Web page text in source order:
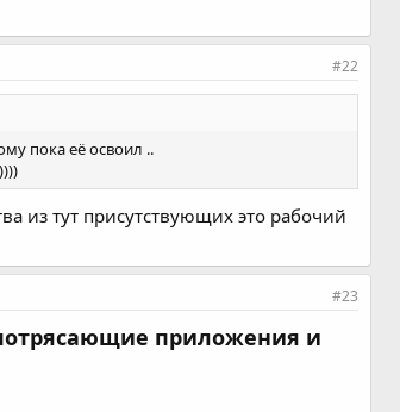
#22
пока её освоил ..
из тут присутствующих это рабочий
#23
приложения и